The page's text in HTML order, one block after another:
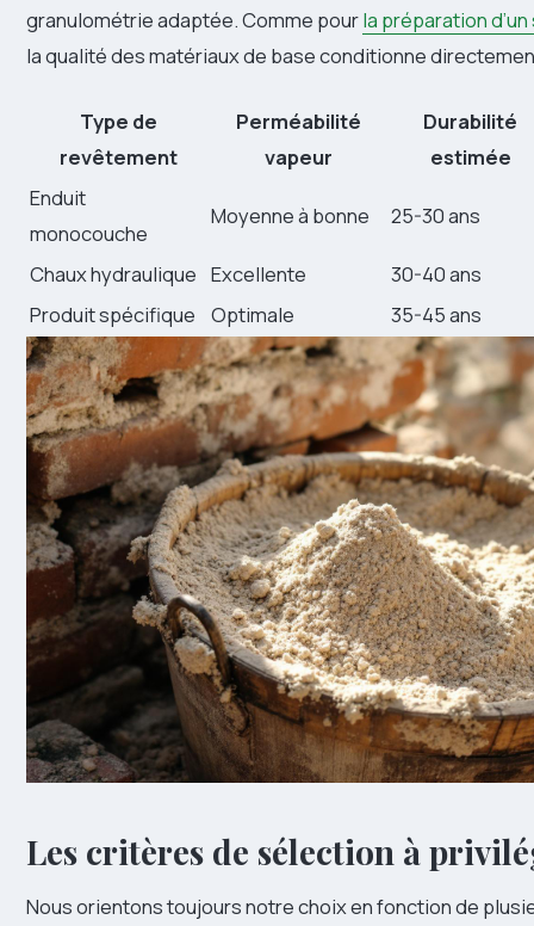
granulométrie adaptée. Comme pourla préparation
la qualité des matériaux de base conditionne
Type de
revêtement
Perméabilité
vapeur
Durabilité
estimée
Enduit
monocouche
Moyenne à bonne 25-30 ans
Chaux hydraulique Excellente
30-40 ans
Produit spécifique
Optimale 35-45 ans
Les critères de sélection à
Nous orientons toujours notre choix en fonction de